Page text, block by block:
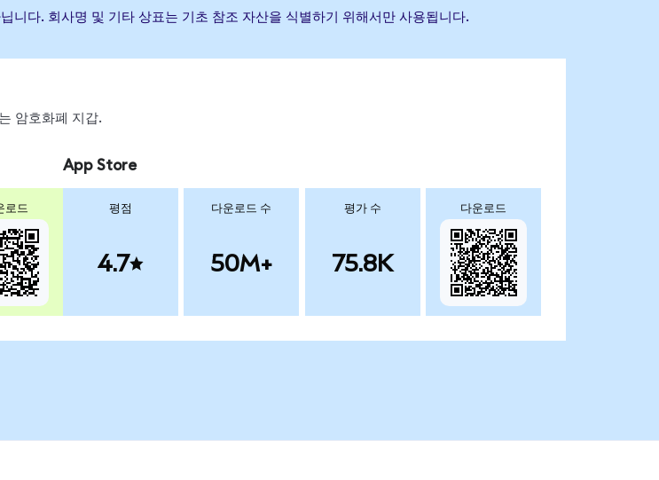
다. 회사명 및 기타 상표는 기초 참조 자산을 식별하기 위해서만 사용됩니다.
암호화폐 지갑.
로드
App Store
평점
4.7
다운로드 수
50M+
평가 수
75.8K
다운로드